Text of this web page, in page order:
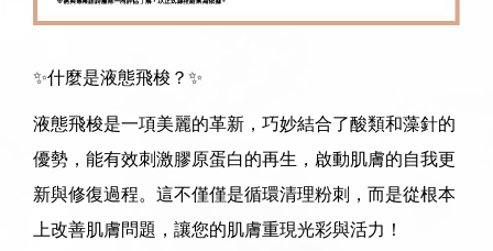
✨什麼是液態飛梭？✨
液態飛梭是一項美麗的革新，巧妙結合了酸類和藻針的
優勢，能有效刺激膠原蛋白的再生，啟動肌膚的自我更
新與修復過程。這不僅僅是循環清理粉刺，而是從根本
上改善肌膚問題，讓您的肌膚重現光彩與活力！